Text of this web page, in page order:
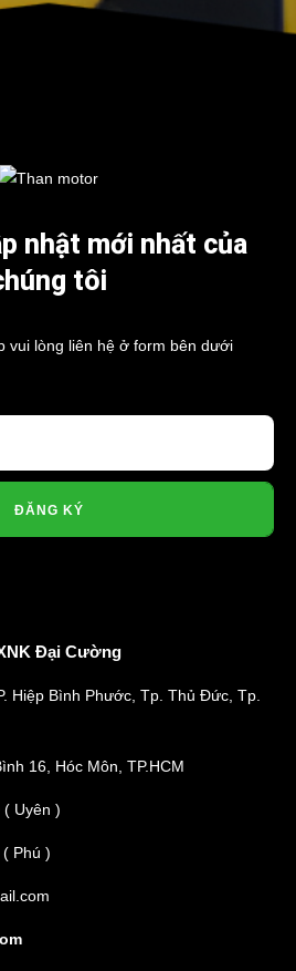
nhật mới nhất của
tôi
vui lòng liên hệ ở form bên dưới
ĐĂNG KÝ
Đại Cường
Hiệp Bình Phước, Tp. Thủ Đức, Tp.
16, Hóc Môn, TP.HCM
( Uyên )
( Phú )